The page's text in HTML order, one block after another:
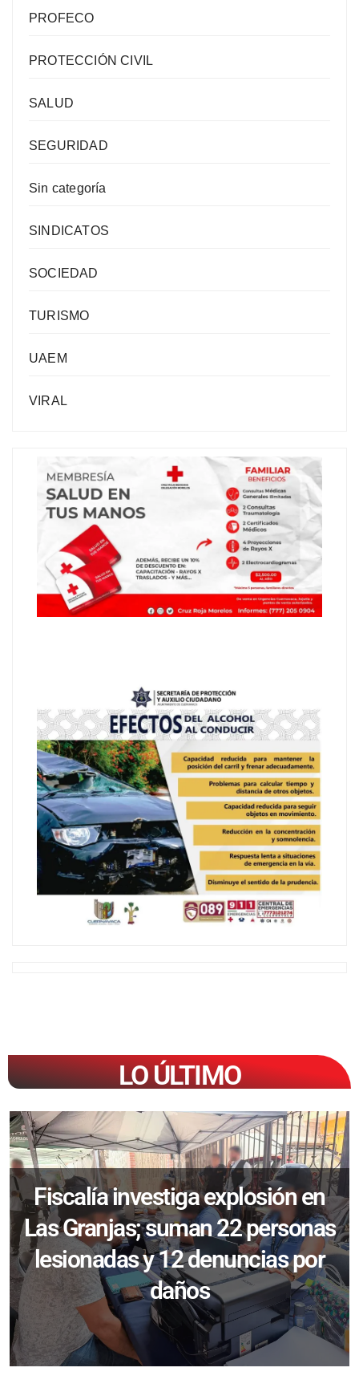
PROFECO
PROTECCIÓN CIVIL
SALUD
SEGURIDAD
Sin categoría
SINDICATOS
SOCIEDAD
TURISMO
UAEM
VIRAL
LO ÚLTIMO
Fiscalía investiga explosión en
Las Granjas; suman 22 personas
lesionadas y 12 denuncias por
daños